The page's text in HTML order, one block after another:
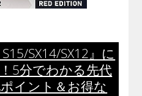
SX14/SX12』に
5分でわかる先代
イント＆お得な